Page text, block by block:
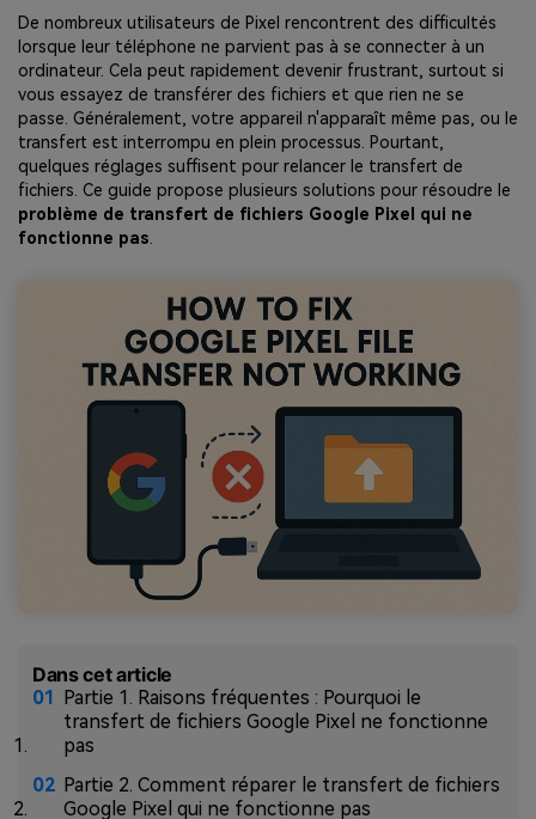
Plan Éducation
De nombreux utilisateurs de Pixel rencontrent des difficultés
lorsque leur téléphone ne parvient pas à se connecter à un
ordinateur. Cela peut rapidement devenir frustrant, surtout si
vous essayez de transférer des fichiers et que rien ne se
passe. Généralement, votre appareil n'apparaît même pas, ou le
transfert est interrompu en plein processus. Pourtant,
quelques réglages suffisent pour relancer le transfert de
fichiers. Ce guide propose plusieurs solutions pour résoudre le
problème de transfert de fichiers Google Pixel qui ne
fonctionne pas.
Dans cet article
Partie 1. Raisons fréquentes : Pourquoi le
transfert de fichiers Google Pixel ne fonctionne
pas
Partie 2. Comment réparer le transfert de fichiers
Google Pixel qui ne fonctionne pas